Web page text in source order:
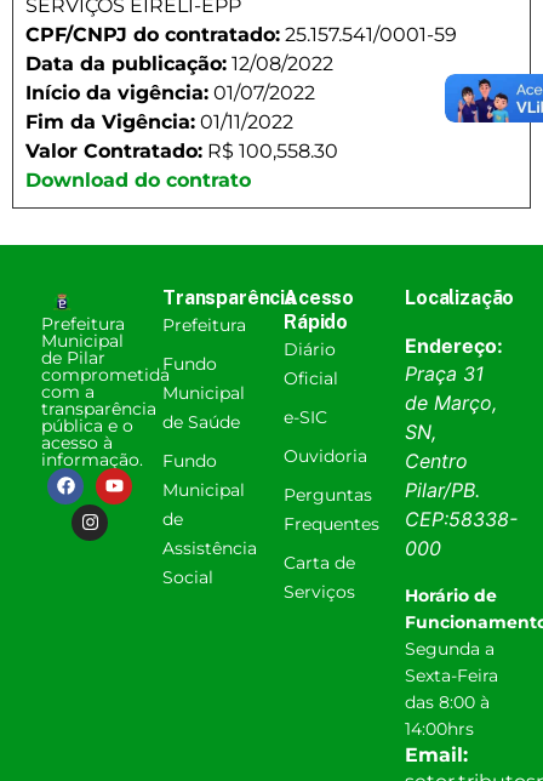
SERVIÇOS EIRELI-EPP
CPF/CNPJ do contratado: 25.157.541/0001-59
Data da publicação: 12/08/2022
Início da vigência: 01/07/2022
Fim da Vigência: 01/11/2022
Valor Contratado: R$ 100,558.30
Download do contrato
Prefeitura
Municipal
de Pilar
comprometida
com a
transparência
pública e o
acesso à
informação.
Transparência
Prefeitura
Fundo
Municipal
de Saúde
Fundo
Municipal
de
Assistência
Social
Acesso
Rápido
Diário
Oficial
e-SIC
Ouvidoria
Perguntas
Frequentes
Carta de
Serviços
Localização
Endereço:
Praça 31
de Março,
SN,
Centro
Pilar/PB.
CEP:58338-
000
Horário de
Segunda a
Sexta-Feira
das 8:00 à
14:00hrs
Email: